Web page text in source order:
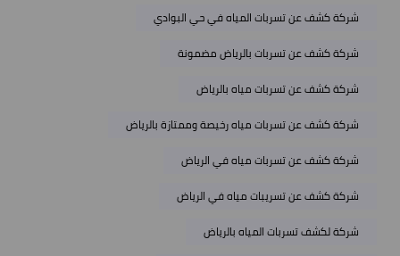
شركة كشف عن تسربات المياه في حي البوادي
شركة كشف عن تسربات بالرياض مضمونة
شركة كشف عن تسربات مياه بالرياض
شركة كشف عن تسربات مياه رخيصة وممتازة بالرياض
شركة كشف عن تسربات مياه في الرياض
شركة كشف عن تسريبات مياه في الرياض
شركة لكشف تسربات المياه بالرياض